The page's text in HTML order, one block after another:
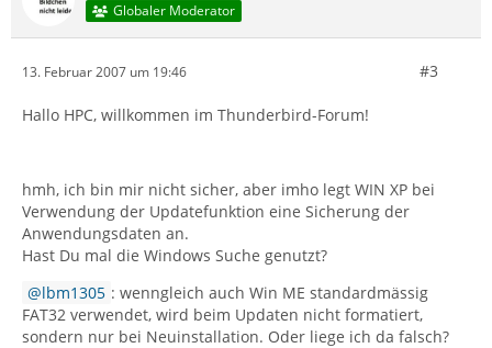
Globaler Moderator
13. Februar 2007 um 19:46 #3
Hallo HPC, willkommen im Thunderbird-Forum!
hmh, ich bin mir nicht sicher, aber imho legt WIN XP bei
Verwendung der Updatefunktion eine Sicherung der
Anwendungsdaten an.
Hast Du mal die Windows Suche genutzt?
lbm1305 : wenngleich auch Win ME standardmässig
FAT32 verwendet, wird beim Updaten nicht formatiert,
sondern nur bei Neuinstallation. Oder liege ich da falsch?